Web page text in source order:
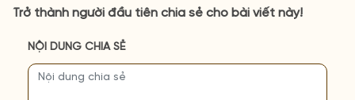
Trở thành người đầu tiên chia sẻ cho bài viết này!
NỘI DUNG CHIA SẺ